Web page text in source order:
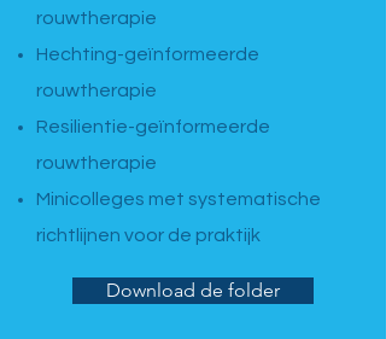
rouwtherapie
Hechting-geïnformeerde
rouwtherapie
Resilientie-geïnformeerde
rouwtherapie
Minicolleges met systematische
richtlijnen voor de praktijk
Download de folder